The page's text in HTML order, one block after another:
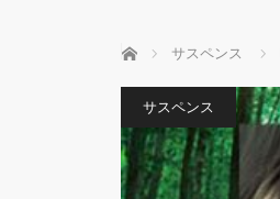
ホーム サスペンス
サスペンス